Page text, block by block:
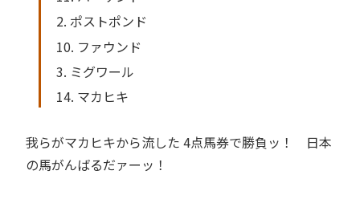
2. ポストポンド
10. ファウンド
3. ミグワール
14. マカヒキ
我らがマカヒキから流した 4点馬券で勝負ッ！ 日本
の馬がんばるだァーッ！